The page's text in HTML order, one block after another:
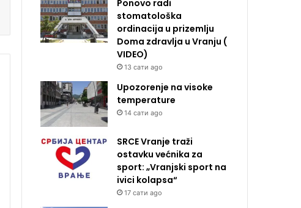
Ponovo radi
stomatološka
ordinacija u prizemlju
Doma zdravlja u Vranju (
VIDEO)
13 сати ago
Upozorenje na visoke
temperature
14 сати ago
SRCE Vranje traži
ostavku većnika za
sport: „Vranjski sport na
ivici kolapsa“
17 сати ago